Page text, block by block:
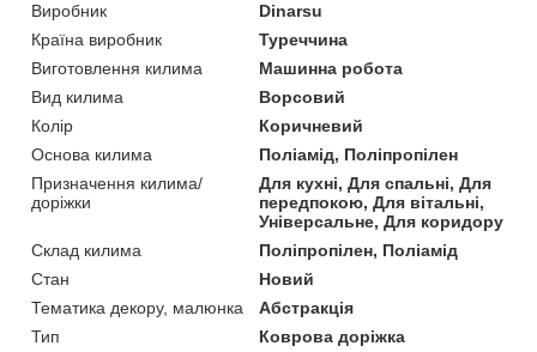
Виробник
Dinarsu
Країна виробник
Туреччина
Виготовлення килима
Машинна робота
Вид килима
Ворсовий
Колір
Коричневий
Основа килима
Поліамід, Поліпропілен
Призначення килима/
доріжки
Для кухні, Для спальні, Для
передпокою, Для вітальні,
Універсальне, Для коридору
Склад килима
Поліпропілен, Поліамід
Стан
Новий
Тематика декору, малюнка
Абстракція
Тип
Коврова доріжка